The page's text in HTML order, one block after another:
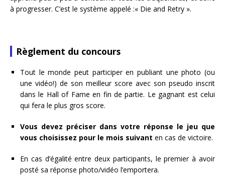
à progresser. C’est le système appelé :« Die and Retry ».
Règlement du concours
Tout le monde peut participer en publiant une photo (ou
une vidéo!) de son meilleur score avec son pseudo inscrit
dans le Hall of Fame en fin de partie. Le gagnant est celui
qui fera le plus gros score.
Vous devez préciser dans votre réponse le jeu que
vous choisissez pour le mois suivant en cas de victoire.
En cas d’égalité entre deux participants, le premier à avoir
posté sa réponse photo/vidéo l’emportera.